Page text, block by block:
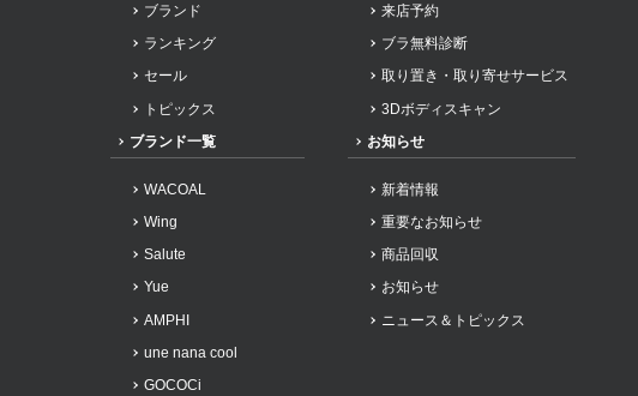
ブランド
ランキング
セール
トピックス
ブランド一覧
WACOAL
Wing
Salute
Yue
AMPHI
une nana cool
GOCOCi
来店予約
ブラ無料診断
取り置き・取り寄せサービス
3Dボディスキャン
お知らせ
新着情報
重要なお知らせ
商品回収
お知らせ
ニュース＆トピックス